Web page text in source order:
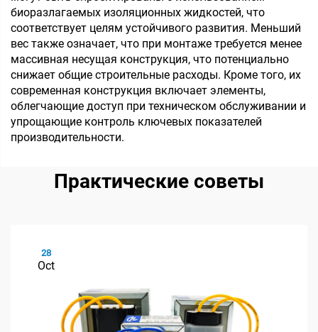
биоразлагаемых изоляционных жидкостей, что
соответствует целям устойчивого развития. Меньший
вес также означает, что при монтаже требуется менее
массивная несущая конструкция, что потенциально
снижает общие строительные расходы. Кроме того, их
современная конструкция включает элементы,
облегчающие доступ при техническом обслуживании и
упрощающие контроль ключевых показателей
производительности.
Практические советы
28
Oct